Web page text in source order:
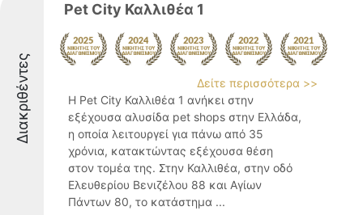
Διακριθέντες
Pet City Καλλιθέα 1
Δείτε περισσότερα >>
Η Pet City Καλλιθέα 1 ανήκει στην
εξέχουσα αλυσίδα pet shops στην Ελλάδα,
η οποία λειτουργεί για πάνω από 35
χρόνια, κατακτώντας εξέχουσα θέση
στον τομέα της. Στην Καλλιθέα, στην οδό
Ελευθερίου Βενιζέλου 88 και Αγίων
Πάντων 80, το κατάστημα ...